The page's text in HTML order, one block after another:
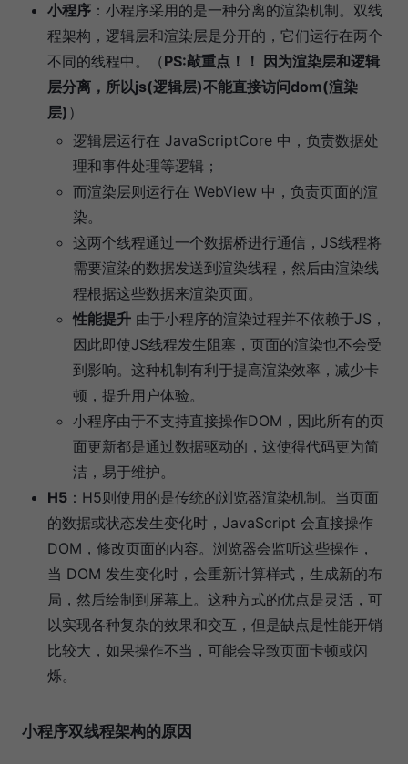
小程序 ：小程序采用的是一种分离的渲染机制。双线
程架构，逻辑层和渲染层是分开的，它们运行在两个
不同的线程中。（PS:敲重点！！ 因为渲染层和逻辑
层分离，所以js(逻辑层)不能直接访问dom(渲染
层) ）
逻辑层运行在 JavaScriptCore 中，负责数据处
理和事件处理等逻辑；
而渲染层则运行在 WebView 中，负责页面的渲
染。
这两个线程通过一个数据桥进行通信，JS线程将
需要渲染的数据发送到渲染线程，然后由渲染线
程根据这些数据来渲染页面。
性能提升 由于小程序的渲染过程并不依赖于JS，
因此即使JS线程发生阻塞，页面的渲染也不会受
到影响。这种机制有利于提高渲染效率，减少卡
顿，提升用户体验。
小程序由于不支持直接操作DOM，因此所有的页
面更新都是通过数据驱动的，这使得代码更为简
洁，易于维护。
H5 ：H5则使用的是传统的浏览器渲染机制。当页面
的数据或状态发生变化时，JavaScript 会直接操作
DOM，修改页面的内容。浏览器会监听这些操作，
当 DOM 发生变化时，会重新计算样式，生成新的布
局，然后绘制到屏幕上。这种方式的优点是灵活，可
以实现各种复杂的效果和交互，但是缺点是性能开销
比较大，如果操作不当，可能会导致页面卡顿或闪
烁。
小程序双线程架构的原因